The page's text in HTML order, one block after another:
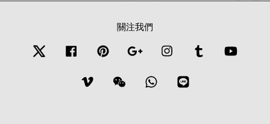
關注我們
Twitter Facebook Pinterest Google Instagram Tumblr
Vimeo Wechat Whatsapp